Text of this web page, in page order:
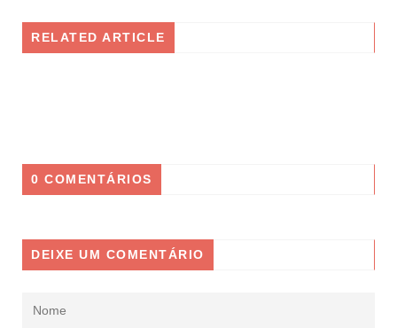
RELATED ARTICLE
0 COMENTÁRIOS
DEIXE UM COMENTÁRIO